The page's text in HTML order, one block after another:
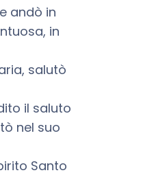
andò in
in
salutò
il saluto
nel suo
Santo